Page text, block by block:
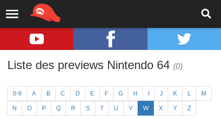
Liste des previews Nintendo 64 (0)
0-9 A B C D E F G H J K L M
N O P Q R S T U V W X Y Z